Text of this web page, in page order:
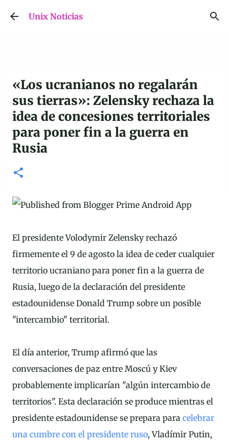
Ir al contenido principal
Unix Noticias
«Los ucranianos no regalarán
sus tierras»: Zelensky rechaza la
idea de concesiones territoriales
para poner fin a la guerra en
Rusia
El presidente Volodymir Zelensky rechazó
firmemente el 9 de agosto la idea de ceder cualquier
territorio ucraniano para poner fin a la guerra de
Rusia, luego de la declaración del presidente
estadounidense Donald Trump sobre un posible
"intercambio" territorial.
El día anterior, Trump afirmó que las
conversaciones de paz entre Moscú y Kiev
probablemente implicarían "algún intercambio de
territorios". Esta declaración se produce mientras el
presidente estadounidense se prepara para celebrar
una cumbre con el presidente ruso, Vladímir Putin,